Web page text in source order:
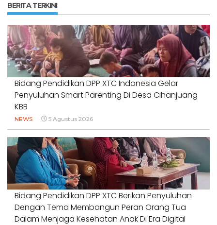
BERITA TERKINI
Bidang Pendidikan DPP XTC Indonesia Gelar
Penyuluhan Smart Parenting Di Desa Cihanjuang
KBB
NEWS 5 Agustus 2026
Bidang Pendidikan DPP XTC Berikan Penyuluhan
Dengan Tema Membangun Peran Orang Tua
Dalam Menjaga Kesehatan Anak Di Era Digital